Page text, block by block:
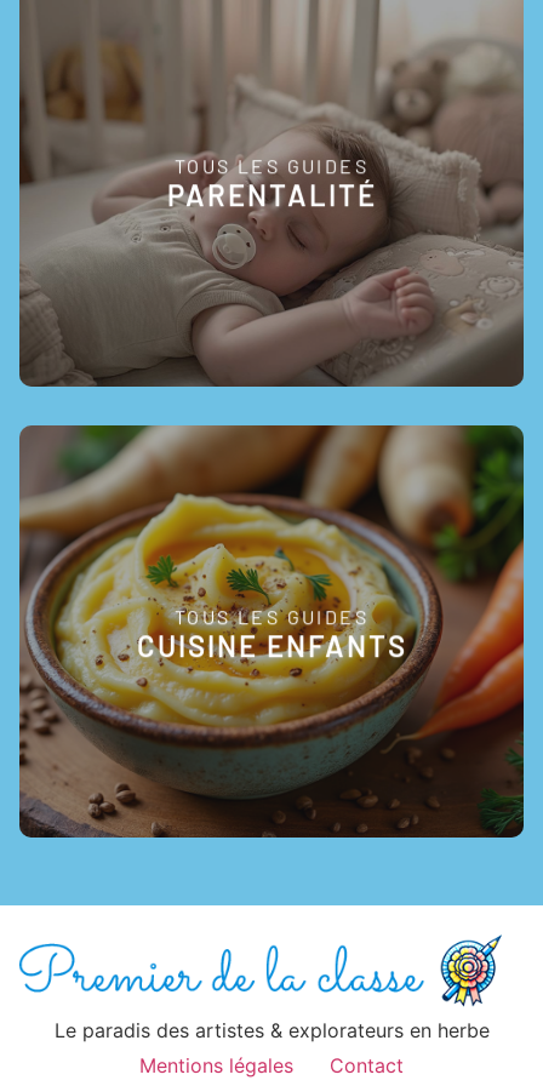
TOUS LES GUIDES
PARENTALITÉ
EN SAVOIR +
TOUS LES GUIDES
CUISINE ENFANTS
EN SAVOIR +
Le paradis des artistes & explorateurs en herbe
Mentions légales
Contact